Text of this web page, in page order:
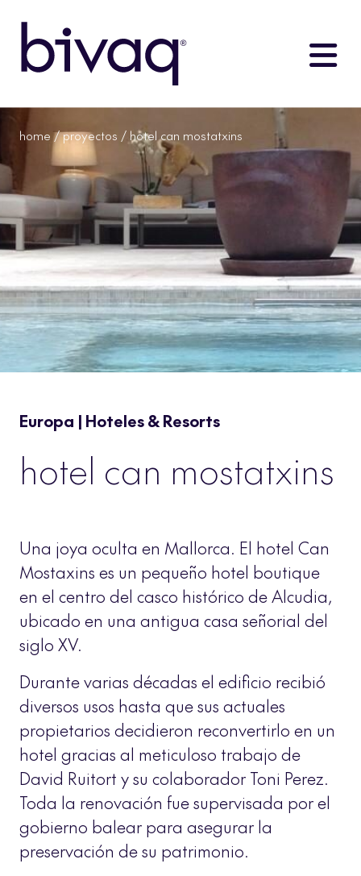
home/proyectos / hotel can mostatxins
Europa | Hoteles & Resorts
hotel can mostatxins
Una joya oculta en Mallorca. El hotel Can
Mostaxins es un pequeño hotel boutique
en el centro del casco histórico de Alcudia,
ubicado en una antigua casa señorial del
siglo XV.
Durante varias décadas el edificio recibió
diversos usos hasta que sus actuales
propietarios decidieron reconvertirlo en un
hotel gracias al meticuloso trabajo de
David Ruitort y su colaborador Toni Perez.
Toda la renovación fue supervisada por el
gobierno balear para asegurar la
preservación de su patrimonio.